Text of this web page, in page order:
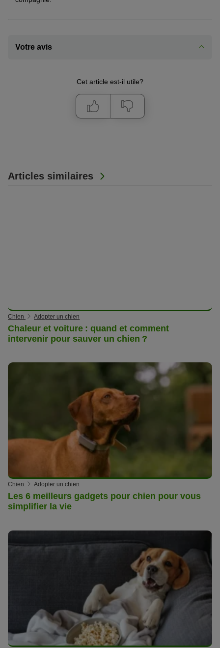
Votre avis
Cet article est-il utile?
Articles similaires
Chien Adopter un chien
Chaleur et voiture : quand et comment
intervenir pour sauver un chien ?
Chien Adopter un chien
Les 6 meilleurs gadgets pour chien pour vous
simplifier la vie